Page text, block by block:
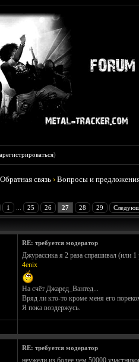
)
Обратная связь ›Вопросы и
1 25 26 27 28 29
оценка: 5
RE: требуется модератор
Джурассика я 2 раза спрашивал (или
4enix
На счёт Джаред_Вантед...
Вряд ли кто-то кроме меня его
Я пока воздержусь.
RE: требуется модератор
неужели из более чем 50000